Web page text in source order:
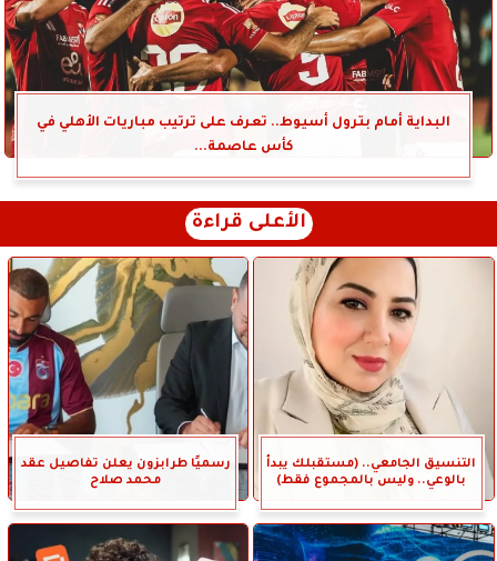
البداية أمام بترول أسيوط.. تعرف على ترتيب مباريات الأهلي في
كأس عاصمة...
الأعلى قراءة
التنسيق الجامعي.. (مستقبلك يبدأ
بالوعي.. وليس بالمجموع فقط)
رسميًا طرابزون يعلن تفاصيل عقد
محمد صلاح